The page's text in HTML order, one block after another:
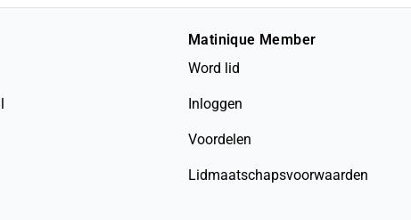
Matinique Member
Word lid
Inloggen
Voordelen
Lidmaatschapsvoorwaarden